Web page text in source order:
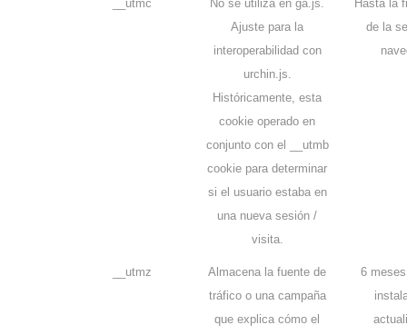
__utmc
No se utiliza en ga.js.
Ajuste para la
interoperabilidad con
urchin.js.
Históricamente, esta
cookie operado en
conjunto con el __utmb
cookie para determinar
si el usuario estaba en
una nueva sesión /
visita.
Hasta la
de la
__utmz
Almacena la fuente de
tráfico o una campaña
que explica cómo el
6